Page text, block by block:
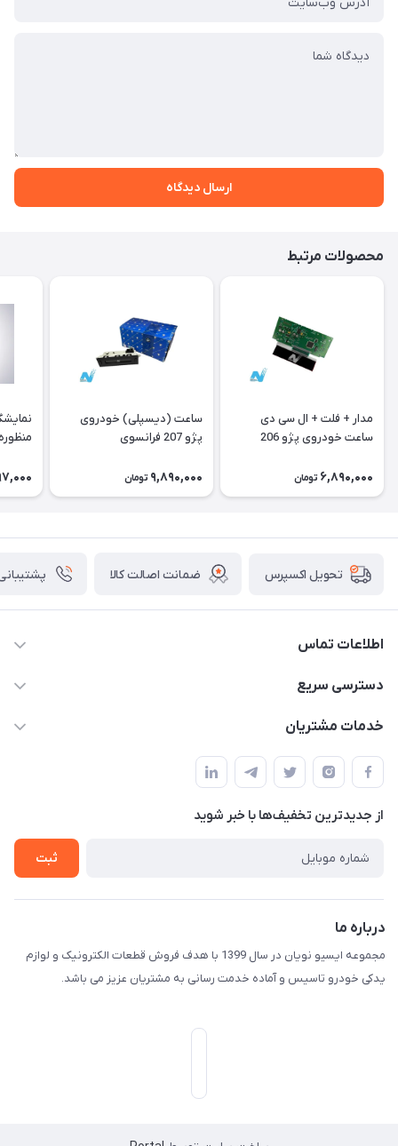
ارسال دیدگاه
محصولات مرتبط
مدار + فلت + ال سی دی
ساعت خودروی پژو 206
6,890,000 تومان
ساعت (دیسپلی) خودروی
پژو 207 فرانسوی
9,890,000 تومان
تحویل اکسپرس ضمانت اصالت کالا پشتیبانی ۲۴
اطلاعات تماس
09375482200
دسترسی سریع
حساب کاربری
ثبت فیش
لیست محصولات
خدمات مشتریان
راهنمای خرید
حریم خصوصی
از جدید‌ترین تخفیف‌ها با‌ خبر شوید
ثبت
درباره ما
مجموعه ایسیو نویان در سال 1399 با هدف فروش قطعات الکترونیک و لوازم
یدکی خودرو تاسیس و آماده خدمت رسانی به مشتریان عزیز می باشد.